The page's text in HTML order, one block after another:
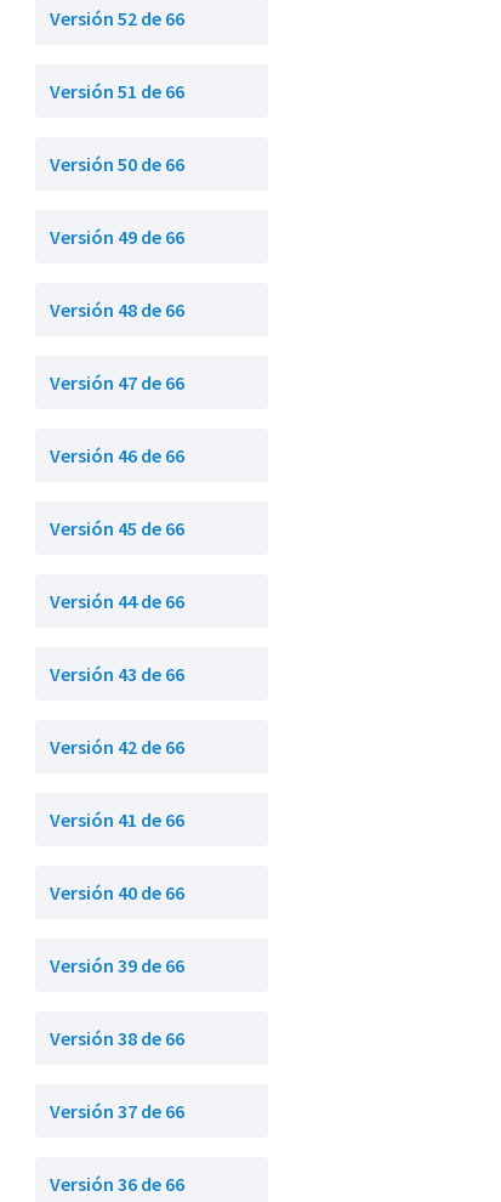
Versión 52 de 66
Versión 51 de 66
Versión 50 de 66
Versión 49 de 66
Versión 48 de 66
Versión 47 de 66
Versión 46 de 66
Versión 45 de 66
Versión 44 de 66
Versión 43 de 66
Versión 42 de 66
Versión 41 de 66
Versión 40 de 66
Versión 39 de 66
Versión 38 de 66
Versión 37 de 66
Versión 36 de 66